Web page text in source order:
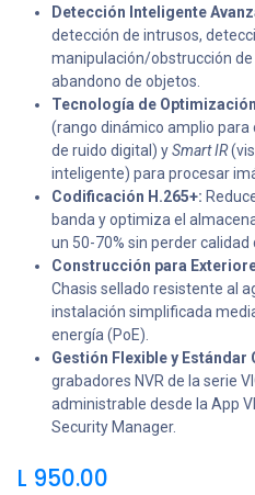
Detección Inteligente
detección de intrusos,
manipulación/obstrucción
abandono de objetos.
Tecnología de
(rango dinámico amplio para
de ruido digital) ySmart IR
inteligente) para procesar
Codificación H.265+:
banda y optimiza el
un 50-70% sin perder calidad
Construcción para
Chasis sellado resistente al
instalación simplificada
energía (PoE).
Gestión Flexible y Estándar
grabadores NVR de la serie
administrable desde la App
Security Manager.
L 950.00